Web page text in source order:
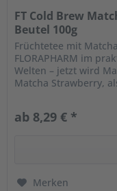
FT Cold Brew
Beutel 100g
Früchtetee mit
FLORAPHARM im
Welten – jetzt wird
Matcha Strawberry,
ab 8,29 € *
Merken